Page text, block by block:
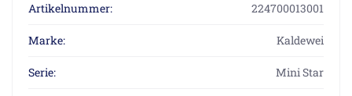
Artikelnummer: 224700013001
Marke: Kaldewei
Serie: Mini Star